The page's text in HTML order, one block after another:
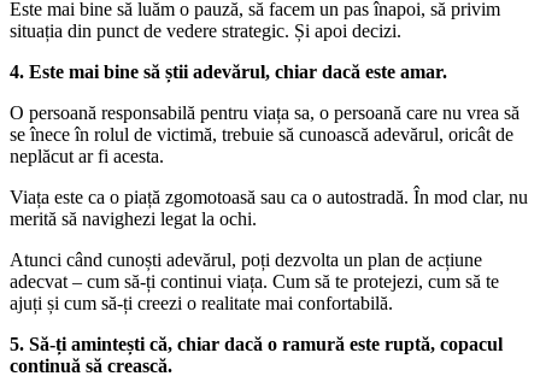
Este mai bine să luăm o pauză, să facem un pas înapoi, să privim
situația din punct de vedere strategic. Și apoi decizi.
4. Este mai bine să știi adevărul, chiar dacă este amar.
O persoană responsabilă pentru viața sa, o persoană care nu vrea să
se înece în rolul de victimă, trebuie să cunoască adevărul, oricât de
neplăcut ar fi acesta.
Viața este ca o piață zgomotoasă sau ca o autostradă. În mod clar, nu
merită să navighezi legat la ochi.
Atunci când cunoști adevărul, poți dezvolta un plan de acțiune
adecvat – cum să-ți continui viața. Cum să te protejezi, cum să te
ajuți și cum să-ți creezi o realitate mai confortabilă.
5. Să-ți amintești că, chiar dacă o ramură este ruptă, copacul
continuă să crească.